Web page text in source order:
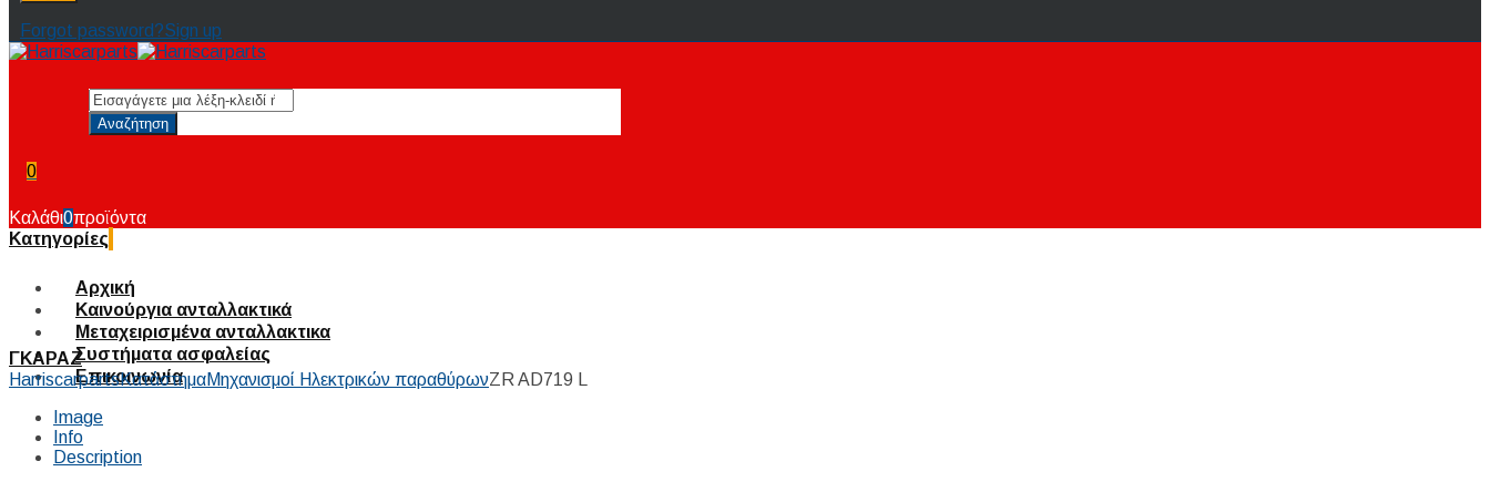
Forgot password?Sign up
0
Καλάθι0προϊόντα
Κατηγορίες
Αρχική
Καινούργια ανταλλακτικά
Μεταχειρισμένα ανταλλακτικα
Συστήματα ασφαλείας
Επικοινωνία
ΓΚΑΡΑΖ
HarriscarpartsΚατάστημαΜηχανισμοί Ηλεκτρικών παραθύρωνZR AD719 L
Image
Info
Description